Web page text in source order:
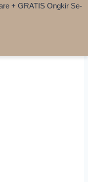
+ GRATIS Ongkir Se-